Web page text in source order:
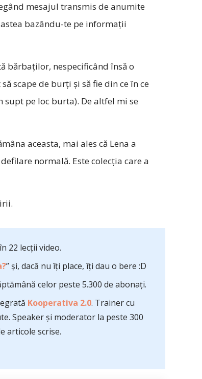
mesajul transmis de anumite
bazându-te pe informații
bărbaților, nespecificând însă o
scape de burți și să fie din ce în ce
pe loc burta). De altfel mi se
aceasta, mai ales că Lena a
normală. Este colecţia care a
în 22 lecții video.
” și, dacă nu îți place, îți dau o bere :D
celor peste 5.300 de abonați.
Kooperativa 2.0. Trainer cu
Speaker și moderator la peste 300
articole scrise.